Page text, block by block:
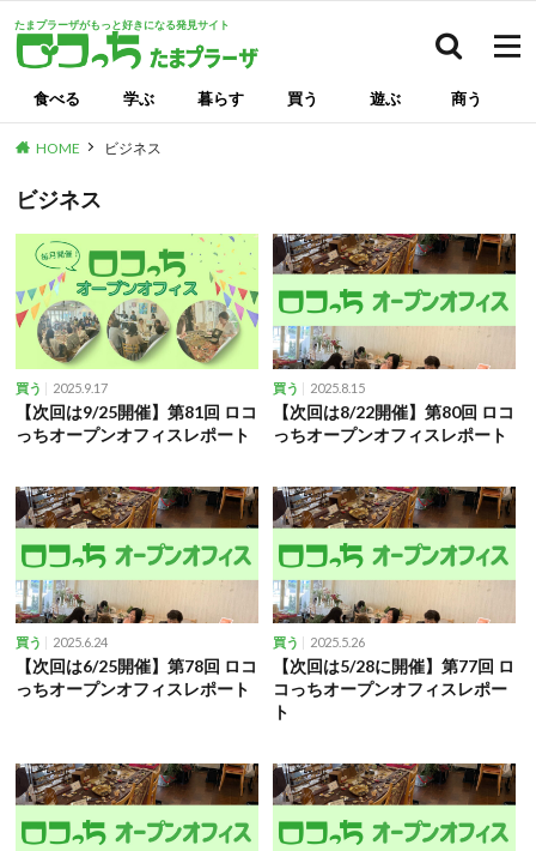
たまプラーザがもっと好きになる発見サイト
食べる 学ぶ 暮らす 買う 遊ぶ 商う
HOME ビジネス
ビジネス
買う 2025.9.17
【次回は9/25開催】第81回 ロコ
っちオープンオフィスレポート
買う 2025.8.15
【次回は8/22開催】第80回 ロコ
っちオープンオフィスレポート
買う 2025.6.24
【次回は6/25開催】第78回 ロコ
っちオープンオフィスレポート
買う 2025.5.26
【次回は5/28に開催】第77回 ロ
コっちオープンオフィスレポー
ト